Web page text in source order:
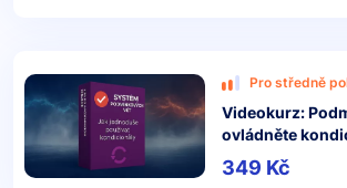
Pro středně
Videokurz:
ovládněte
349 Kč